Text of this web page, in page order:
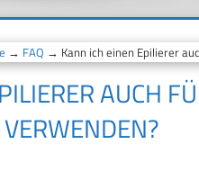
→ FAQ → Kann ich einen Epilierer
AUCH